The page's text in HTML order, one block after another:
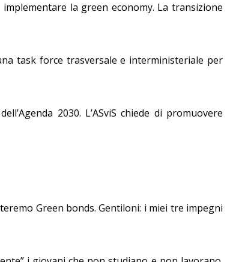
la green economy. La transizione
task force trasversale e interministeriale per
2030. L’ASviS chiede di promuovere
Green bonds. Gentiloni: i miei tre impegni